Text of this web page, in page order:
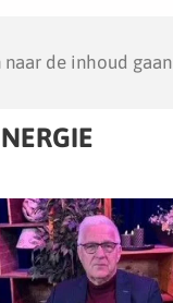
naar de inhoud gaan